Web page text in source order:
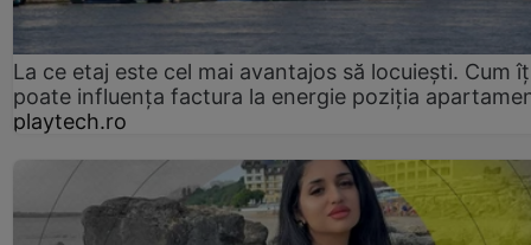
La ce etaj este cel mai avantajos să locuiești. Cum
poate influența factura la energie poziția
playtech.ro